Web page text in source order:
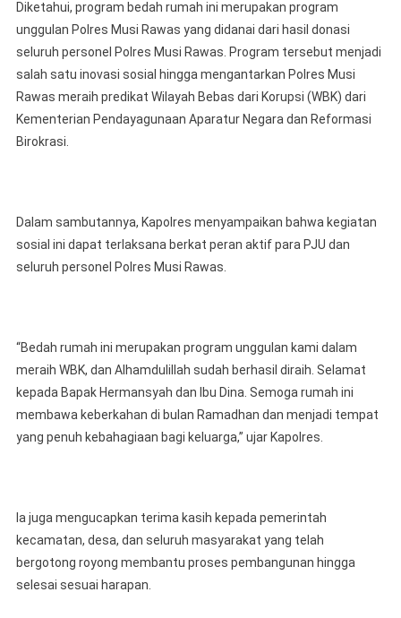
Diketahui, program bedah rumah ini merupakan program
unggulan Polres Musi Rawas yang didanai dari hasil donasi
seluruh personel Polres Musi Rawas. Program tersebut menjadi
salah satu inovasi sosial hingga mengantarkan Polres Musi
Rawas meraih predikat Wilayah Bebas dari Korupsi (WBK) dari
Kementerian Pendayagunaan Aparatur Negara dan Reformasi
Birokrasi.
Dalam sambutannya, Kapolres menyampaikan bahwa kegiatan
sosial ini dapat terlaksana berkat peran aktif para PJU dan
seluruh personel Polres Musi Rawas.
“Bedah rumah ini merupakan program unggulan kami dalam
meraih WBK, dan Alhamdulillah sudah berhasil diraih. Selamat
kepada Bapak Hermansyah dan Ibu Dina. Semoga rumah ini
membawa keberkahan di bulan Ramadhan dan menjadi tempat
yang penuh kebahagiaan bagi keluarga,” ujar Kapolres.
Ia juga mengucapkan terima kasih kepada pemerintah
kecamatan, desa, dan seluruh masyarakat yang telah
bergotong royong membantu proses pembangunan hingga
selesai sesuai harapan.